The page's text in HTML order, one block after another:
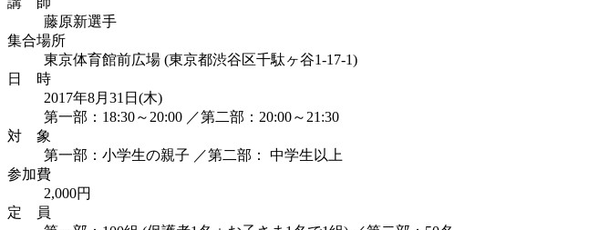
藤原新選手
集合場所
東京体育館前広場 (東京都渋谷区千駄ヶ谷1-17-1)
日 時
2017年8月31日(木)
第一部：18:30～20:00 ／第二部：20:00～21:30
対 象
第一部：小学生の親子 ／第二部： 中学生以上
参加費
2,000円
定 員